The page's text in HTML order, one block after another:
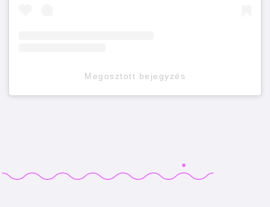
Megosztott bejegyzés